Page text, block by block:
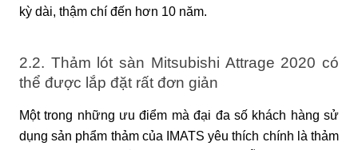
kỳ dài, thậm chí đến hơn 10 năm.
2.2. Thảm lót sàn Mitsubishi Attrage 2020 có
thể được lắp đặt rất đơn giản
Một trong những ưu điểm mà đại đa số khách hàng sử
dụng sản phẩm thảm của IMATS yêu thích chính là thảm